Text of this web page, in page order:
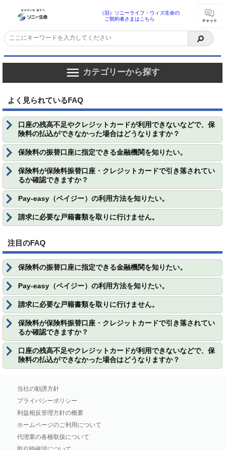
（旧）ソニーライフ・ウィズ生命の
ご契約者さまはこちら
カテゴリーから探す
よく見られているFAQ
口座の残高不足やクレジットカードが利用できないなどで、保
険料の払込ができなかった場合はどうなりますか？
保険料の振替口座に指定できる金融機関を知りたい。
保険料が保険料振替口座・クレジットカードで引き落されてい
るか確認できますか？
Pay-easy（ペイジー）の利用方法を知りたい。
請求に必要な戸籍書類を取りに行けません。
注目のFAQ
保険料の振替口座に指定できる金融機関を知りたい。
Pay-easy（ペイジー）の利用方法を知りたい。
請求に必要な戸籍書類を取りに行けません。
保険料が保険料振替口座・クレジットカードで引き落されてい
るか確認できますか？
口座の残高不足やクレジットカードが利用できないなどで、保
険料の払込ができなかった場合はどうなりますか？
当社の勧誘方針
プライバシーポリシー
利益相反管理方針の概要
ホームページのご利用について
代理業の各種取扱について